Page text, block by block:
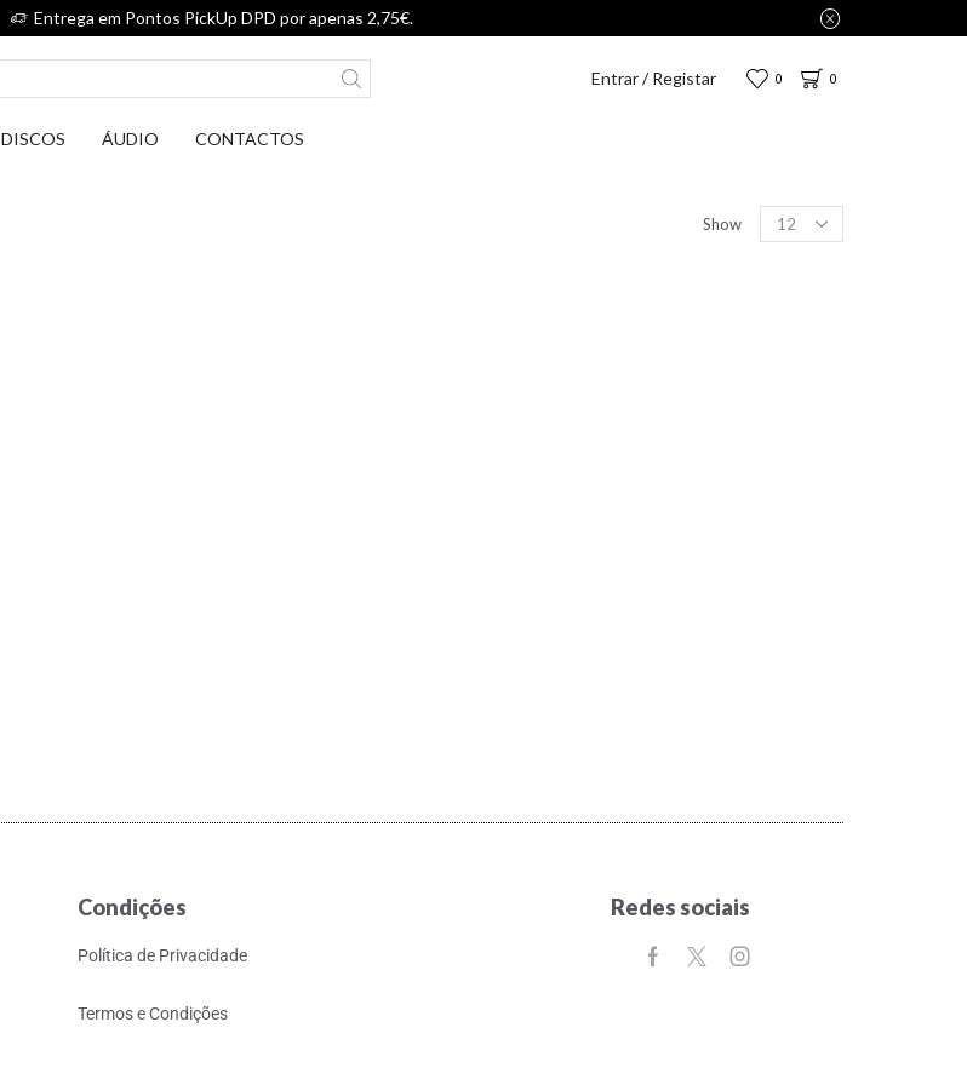
Entrega em Pontos PickUp DPD por apenas 2,75€.
Entrar / Registar 0 0
DISCOS ÁUDIO CONTACTOS
Show
Condições
Política de Privacidade
Termos e Condições
Redes sociais